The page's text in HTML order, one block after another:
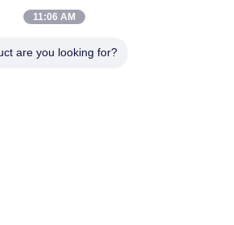
online 60 Pcs / hora Tamanho da
11:06 AM
are you looking for?